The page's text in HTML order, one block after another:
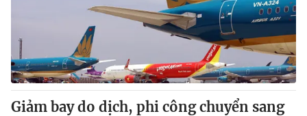
Giảm bay do dịch, phi công chuyển sang